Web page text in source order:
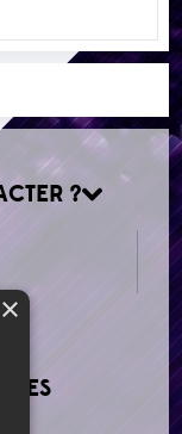
?
×